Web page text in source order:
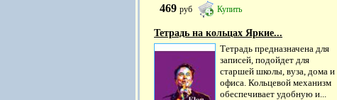
469 руб Купить
Тетрадь на кольцах Яркие...
Тетрадь предназначена для
записей, подойдет для
старшей школы, вуза, дома и
офиса. Кольцевой механизм
обеспечивает удобную и...